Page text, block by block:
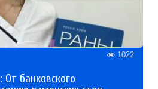
1022
От банковского